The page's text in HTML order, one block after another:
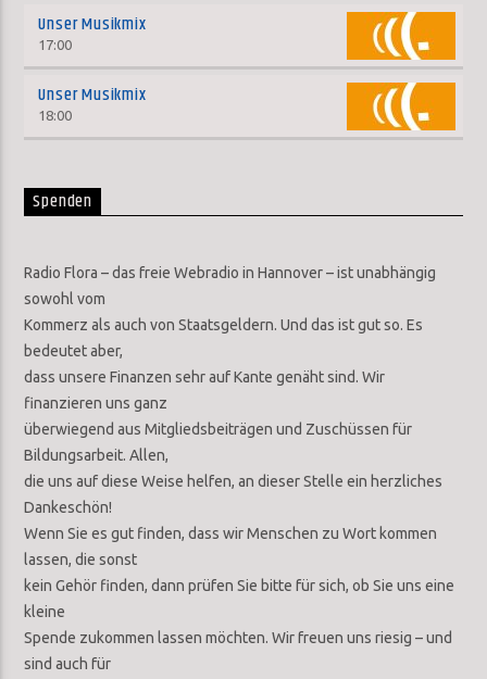
Unser Musikmix
17:00
Unser Musikmix
18:00
Spenden
Radio Flora – das freie Webradio in Hannover – ist unabhängig
sowohl vom
Kommerz als auch von Staatsgeldern. Und das ist gut so. Es
bedeutet aber,
dass unsere Finanzen sehr auf Kante genäht sind. Wir
finanzieren uns ganz
überwiegend aus Mitgliedsbeiträgen und Zuschüssen für
Bildungsarbeit. Allen,
die uns auf diese Weise helfen, an dieser Stelle ein herzliches
Dankeschön!
Wenn Sie es gut finden, dass wir Menschen zu Wort kommen
lassen, die sonst
kein Gehör finden, dann prüfen Sie bitte für sich, ob Sie uns eine
kleine
Spende zukommen lassen möchten. Wir freuen uns riesig – und
sind auch für